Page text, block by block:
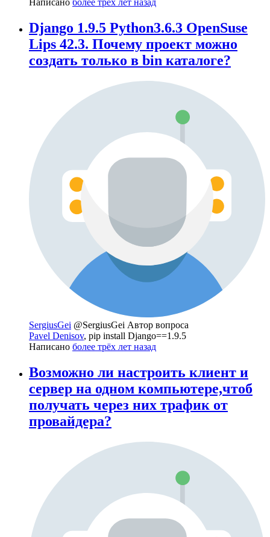
Написано более трёх лет назад
Django 1.9.5 Python3.6.3 OpenSuse
Lips 42.3. Почему проект можно
создать только в bin каталоге?
SergiusGei @SergiusGei Автор вопроса
Pavel Denisov, pip install Django==1.9.5
Написано более трёх лет назад
Возможно ли настроить клиент и
сервер на одном компьютере,чтоб
получать через них трафик от
провайдера?